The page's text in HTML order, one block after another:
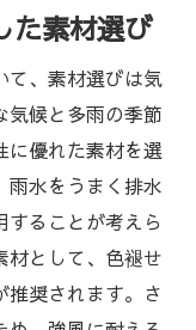
グの重要性
の工夫
レイアウト
り方
の住まい
ーディネート
た素材選び
て、素材選びは気
気候と多雨の季節
に優れた素材を選
雨水をうまく排水
ることが考えら
材として、色褪せ
推奨されます。さ